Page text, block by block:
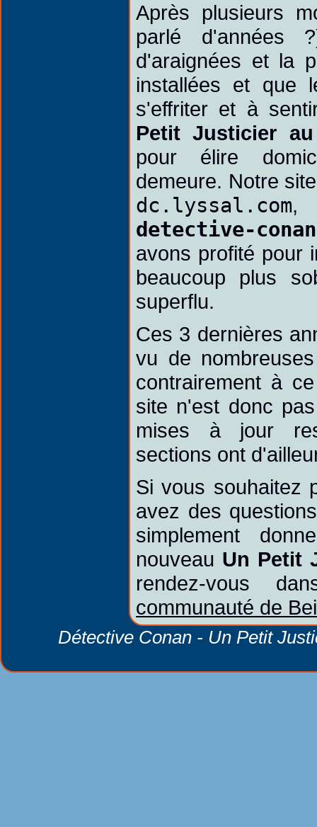
Après plusieurs
parlé d'années
d'araignées et la
installées et que
s'effriter et à
Petit Justicier
pour élire
demeure. Notre
dc.lyssal.com,
detective-
avons profité pour
beaucoup plus
superflu.
Ces 3 dernières
vu de
contrairement à
site n'est donc
mises à jour
sections ont
Si vous souhaitez
avez des
simplement
nouveau Un Petit
rendez-vous
communauté de
Détective Conan - Un Petit